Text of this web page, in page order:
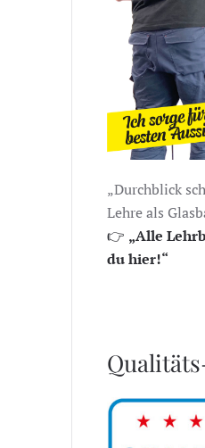
„Durchblick
Lehre als
👉 „Alle
du hier!“